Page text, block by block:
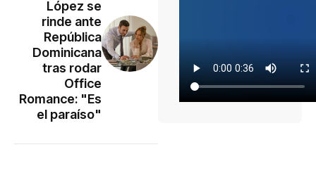
López se
rinde ante
República
Dominicana
tras rodar
Office
Romance: "Es
el paraíso"